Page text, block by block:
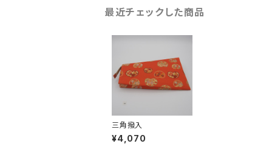
最近チェックした商品
三角撥入
¥4,070